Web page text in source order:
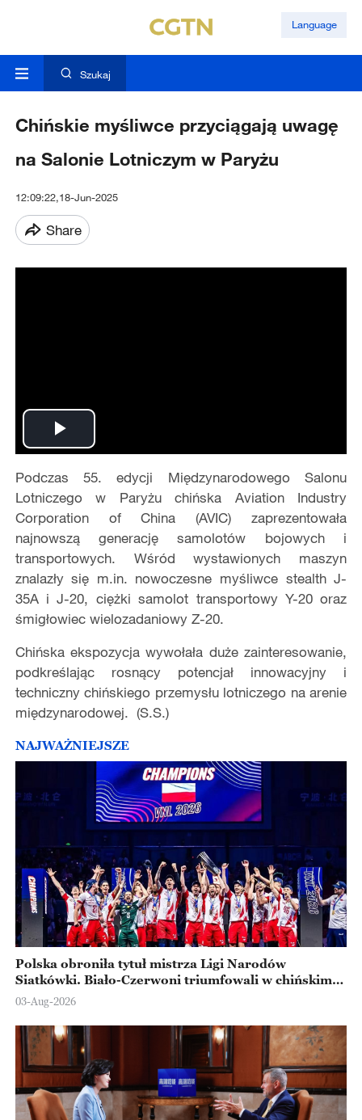
Language
Szukaj
Chińskie myśliwce przyciągają uwagę
na Salonie Lotniczym w Paryżu
12:09:22,18-Jun-2025
Share
Play
Video
Podczas 55. edycji Międzynarodowego Salonu
Lotniczego w Paryżu chińska Aviation Industry
Corporation of China (AVIC) zaprezentowała
najnowszą generację samolotów bojowych i
transportowych. Wśród wystawionych maszyn
znalazły się m.in. nowoczesne myśliwce stealth J-
35A i J-20, ciężki samolot transportowy Y-20 oraz
śmigłowiec wielozadaniowy Z-20.
Chińska ekspozycja wywołała duże zainteresowanie,
podkreślając rosnący potencjał innowacyjny i
techniczny chińskiego przemysłu lotniczego na arenie
międzynarodowej. (S.S.)
NAJWAŻNIEJSZE
Polska obroniła tytuł mistrza Ligi Narodów
Siatkówki. Biało-Czerwoni triumfowali w chińskim
Ningbo
03-Aug-2026